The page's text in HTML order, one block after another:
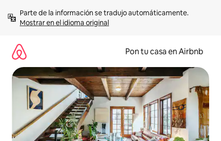
contenidoMostrar en el idioma original
Pon tu casa en Airbnb